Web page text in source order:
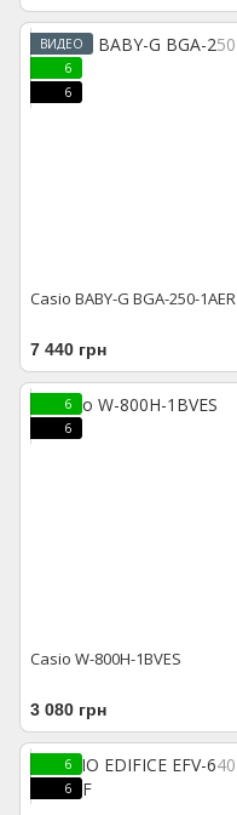
ВИДЕО
6
6
Casio BABY-G BGA-250-1AER
7 440 грн
6
6
Casio W-800H-1BVES
3 080 грн
6
6